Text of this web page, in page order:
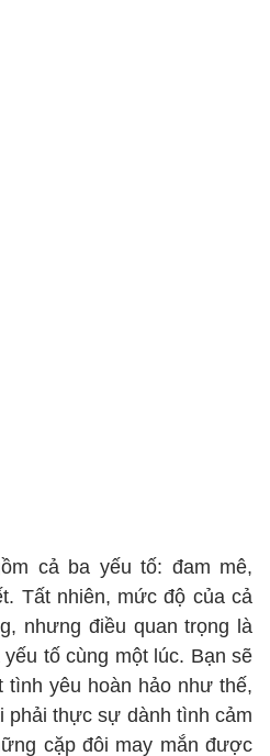
cả ba yếu tố: đam mê,
Tất nhiên, mức độ của cả
nhưng điều quan trọng là
tố cùng một lúc. Bạn sẽ
tình yêu hoàn hảo như thế,
phải thực sự dành tình cảm
cặp đôi may mắn được